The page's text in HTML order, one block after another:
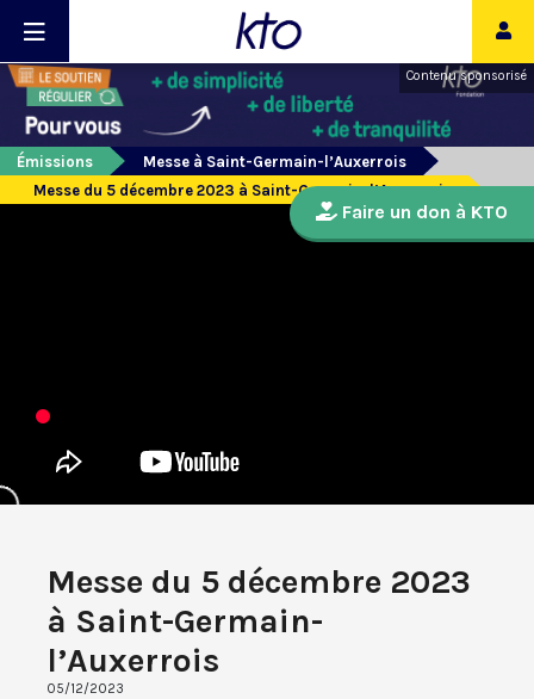
Contenu sponsorisé
Émissions
Messe à Saint-Germain-l’Auxerrois
Messe du 5 décembre 2023 à Saint-Germain-l’Auxerrois
Messe du 5 décembre 2023
à Saint-Germain-
l’Auxerrois
05/12/2023
Faire un don à KTO